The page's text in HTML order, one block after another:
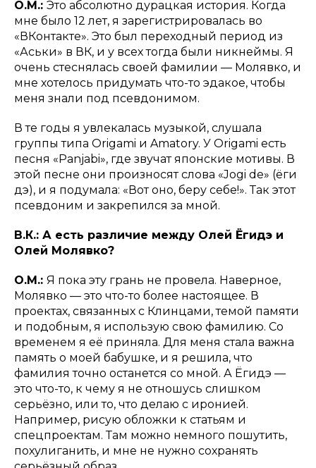
О.М.: Это абсолютно дурацкая история. Когда
мне было 12 лет, я зарегистрировалась во
«ВКонтакте». Это был переходный период из
«Аськи» в ВК, и у всех тогда были никнеймы. Я
очень стеснялась своей фамилии — Молявко, и
мне хотелось придумать что-то эдакое, чтобы
меня знали под псевдонимом.
В те годы я увлекалась музыкой, слушала
группы типа Origami и Amatory. У Origami есть
песня «Panjabi», где звучат японские мотивы. В
этой песне они произносят слова «Jogi de» (ёги
дэ), и я подумала: «Вот оно, беру себе!». Так этот
псевдоним и закрепился за мной.
В.К.: А есть различие между Олей Ёгидэ и
Олей Молявко?
О.М.: Я пока эту грань не провела. Наверное,
Молявко — это что-то более настоящее. В
проектах, связанных с Клинцами, темой памяти
и подобным, я использую свою фамилию. Со
временем я её приняла. Для меня стала важна
память о моей бабушке, и я решила, что
фамилия точно останется со мной. А Ёгидэ —
это что-то, к чему я не отношусь слишком
серьёзно, или то, что делаю с иронией.
Например, рисую обложки к статьям и
спецпроектам. Там можно немного пошутить,
похулиганить, и мне не нужно сохранять